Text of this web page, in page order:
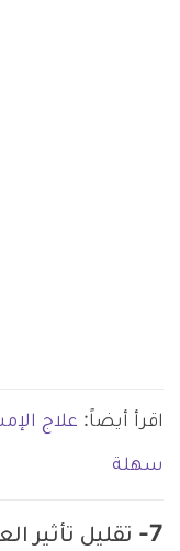
اقرأ أيضاً: علاج
سهلة
7- تقليل تأثير العلاج الإشعاعي